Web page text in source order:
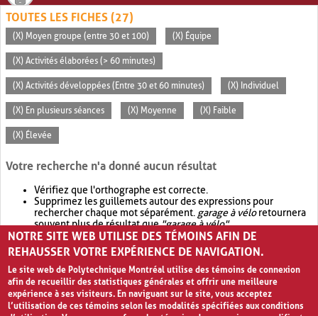
TOUTES LES FICHES (27)
(X) Moyen groupe (entre 30 et 100) (X) Équipe
(X) Activités élaborées (> 60 minutes)
(X) Activités développées (Entre 30 et 60 minutes) (X) Individuel
(X) En plusieurs séances (X) Moyenne (X) Faible
(X) Élevée
Votre recherche n'a donné aucun résultat
Vérifiez que l'orthographe est correcte.
Supprimez les guillemets autour des expressions pour
rechercher chaque mot séparément. garage à véloretournera
souvent plus de résultat que"garage à vélo".
Envisagez d'élargir votre recherche avec OR.garage OR vélo
retournera souvent plus de résultat quegarage à vélo
NOTRE SITE WEB UTILISE DES TÉMOINS AFIN DE
REHAUSSER VOTRE EXPÉRIENCE DE NAVIGATION.
Le site web de Polytechnique Montréal utilise des témoins de connexion
afin de recueillir des statistiques générales et offrir une meilleure
expérience à ses visiteurs. En naviguant sur le site, vous acceptez
l’utilisation de ces témoins selon les modalités spécifiées aux conditions